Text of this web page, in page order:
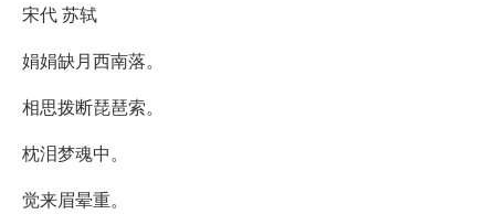
宋代 苏轼
娟娟缺月西南落。
相思拨断琵琶索。
枕泪梦魂中。
觉来眉晕重。